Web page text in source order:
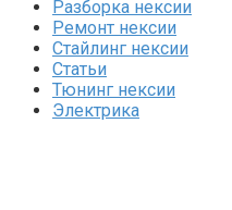
Разборка нексии
Ремонт нексии
Стайлинг нексии
Статьи
Тюнинг нексии
Электрика